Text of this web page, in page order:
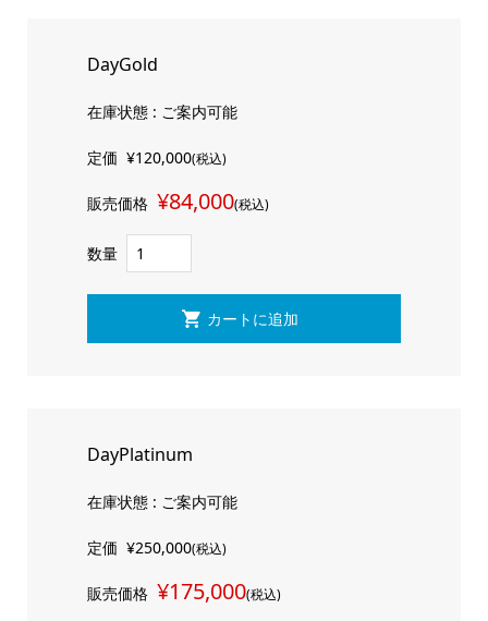
DayGold
在庫状態 : ご案内可能
定価 ¥120,000(税込)
販売価格 ¥84,000(税込)
数量
DayPlatinum
在庫状態 : ご案内可能
定価 ¥250,000(税込)
販売価格 ¥175,000(税込)